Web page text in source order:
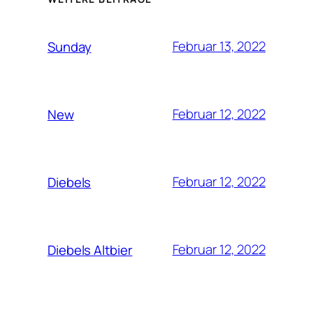
Sunday Februar 13, 2022
New Februar 12, 2022
Diebels Februar 12, 2022
Diebels Altbier Februar 12, 2022